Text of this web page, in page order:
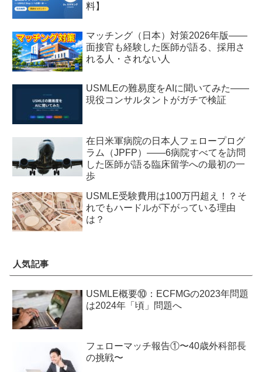
料】
マッチング（日本）対策2026年版——
面接官も経験した医師が語る、採用さ
れる人・されない人
USMLEの難易度をAIに聞いてみた——
現役コンサルタントがガチで検証
在日米軍病院の日本人フェロープログ
ラム（JPFP）——6病院すべてを訪問
した医師が語る臨床留学への最初の一
歩
USMLE受験費用は100万円超え！？そ
れでもハードルが下がっている理由
は？
人気記事
USMLE概要⑩：ECFMGの2023年問題
は2024年「頃」問題へ
フェローマッチ報告①〜40歳外科部長
の挑戦〜